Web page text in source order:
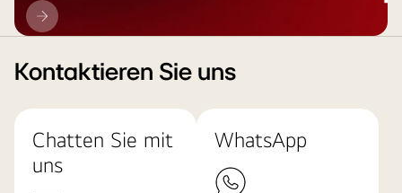
LG
Aktualisieren
Kontaktieren Sie uns
Chatten Sie mit
uns
WhatsApp